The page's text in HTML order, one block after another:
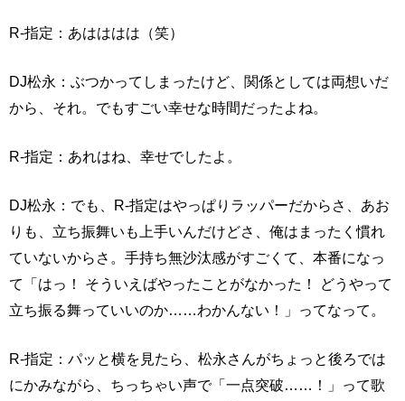
R-指定：あはははは（笑）
DJ松永：ぶつかってしまったけど、関係としては両想いだ
から、それ。でもすごい幸せな時間だったよね。
R-指定：あれはね、幸せでしたよ。
DJ松永：でも、R-指定はやっぱりラッパーだからさ、あお
りも、立ち振舞いも上手いんだけどさ、俺はまったく慣れ
ていないからさ。手持ち無沙汰感がすごくて、本番になっ
て「はっ！ そういえばやったことがなかった！ どうやって
立ち振る舞っていいのか……わかんない！」ってなって。
R-指定：パッと横を見たら、松永さんがちょっと後ろでは
にかみながら、ちっちゃい声で「一点突破……！」って歌